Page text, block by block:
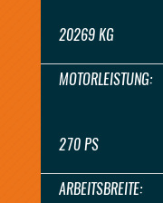
20269 KG
MOTORLEISTUNG:
270 PS
ARBEITSBREITE: